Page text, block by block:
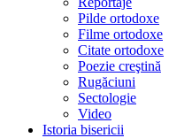
Pilde ortodoxe
Filme ortodoxe
Citate ortodoxe
Poezie creştină
Rugăciuni
Sectologie
Video
Istoria bisericii